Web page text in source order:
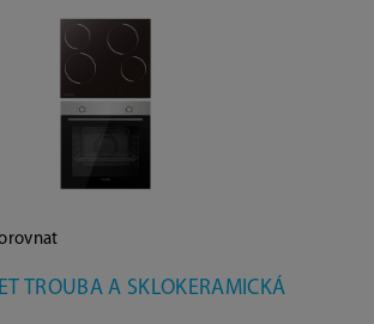
TROUBA A SKLOKERAMICKÁ